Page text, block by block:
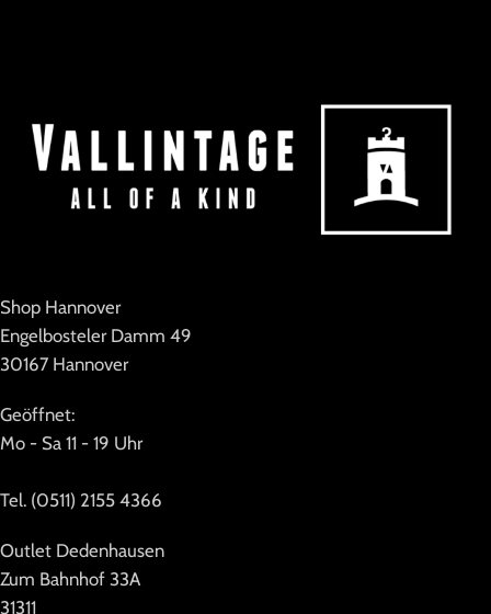
Shop Hannover
Engelbosteler Damm 49
30167 Hannover
Geöffnet:
Mo - Sa 11 - 19 Uhr
Tel. (0511) 2155 4366
Outlet Dedenhausen
Zum Bahnhof 33A
31311